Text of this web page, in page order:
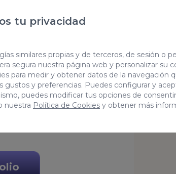
tu privacidad
similares propias y de terceros, de sesión o
segura nuestra página web y personalizar su
para medir y obtener datos de la navegación
gustos y preferencias. Puedes configurar y
puedes modificar tus opciones de
nuestra Política de Cookies y obtener más
el mejor entorno web
de desarrollar
y escalable.